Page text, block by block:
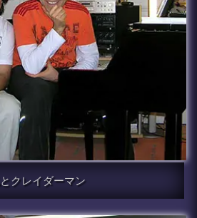
クレイダーマン